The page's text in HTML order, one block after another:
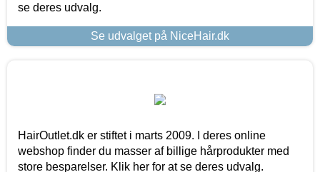
se deres udvalg.
Se udvalget på NiceHair.dk
HairOutlet.dk er stiftet i marts 2009. I deres online
webshop finder du masser af billige hårprodukter med
store besparelser. Klik her for at se deres udvalg.